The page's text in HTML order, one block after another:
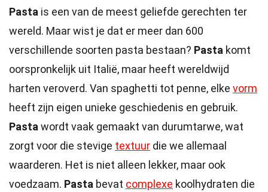
Pasta is een van de meest geliefde gerechten ter
wereld. Maar wist je dat er meer dan 600
verschillende soorten pasta bestaan? Pasta komt
oorspronkelijk uit Italië, maar heeft wereldwijd
harten veroverd. Van spaghetti tot penne, elke vorm
heeft zijn eigen unieke geschiedenis en gebruik.
Pasta wordt vaak gemaakt van durumtarwe, wat
zorgt voor die stevige textuur die we allemaal
waarderen. Het is niet alleen lekker, maar ook
voedzaam. Pasta bevat complexe koolhydraten die